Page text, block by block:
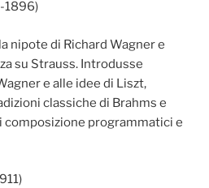
1896)
nipote di Richard Wagner e
su Strauss. Introdusse
e alle idee di Liszt,
classiche di Brahms e
composizione programmatici e